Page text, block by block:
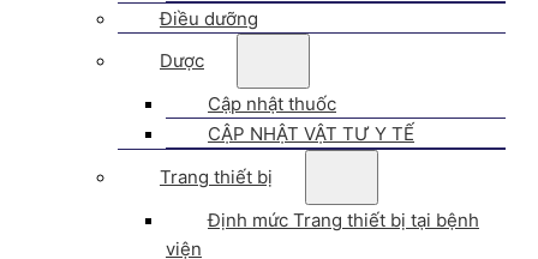
Điều dưỡng
Dược
Cập nhật thuốc
CẬP NHẬT VẬT TƯ Y TẾ
Trang thiết bị
Định mức Trang thiết bị tại bệnh
viện